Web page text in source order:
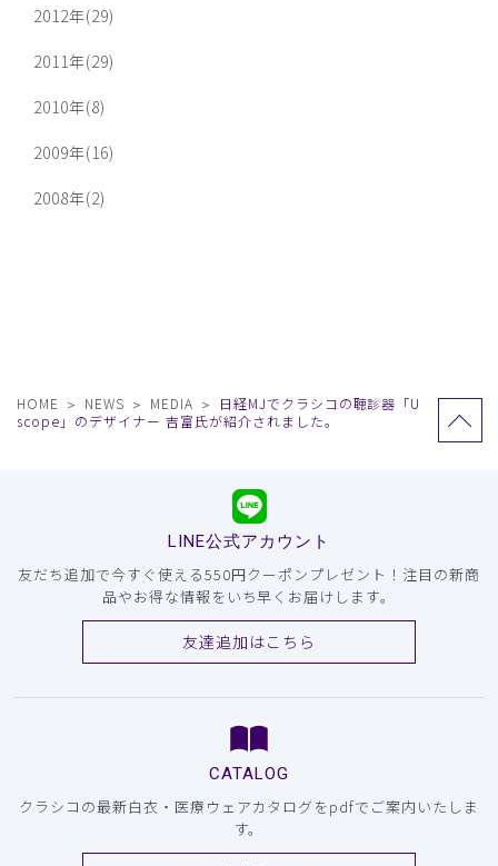
2012年(29)
2011年(29)
2010年(8)
2009年(16)
2008年(2)
HOME NEWS MEDIA
日経MJでクラシコの聴診器「U
scope」のデザイナー 吉富氏が紹介されました。
LINE公式アカウント
友だち追加で今すぐ使える550円クーポンプレゼント！注目の新商
品やお得な情報をいち早くお届けします。
友達追加はこちら
CATALOG
クラシコの最新白衣・医療ウェアカタログをpdfでご案内いたしま
す。